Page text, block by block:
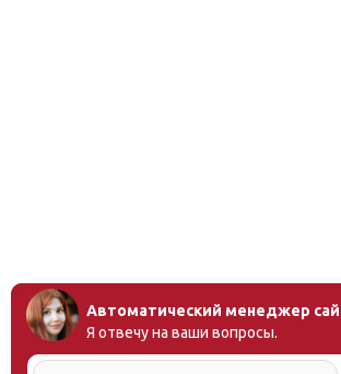
Автоматический менеджер
Я отвечу на ваши вопросы.